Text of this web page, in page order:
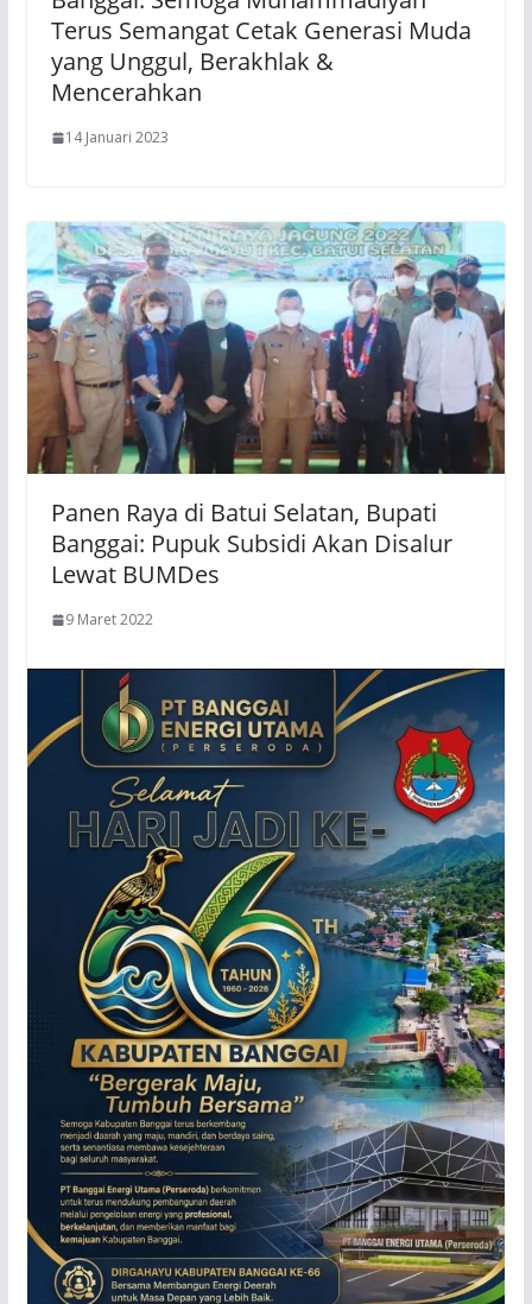
Terus Semangat Cetak Generasi Muda
yang Unggul, Berakhlak &
Mencerahkan
14 Januari 2023
Panen Raya di Batui Selatan, Bupati
Banggai: Pupuk Subsidi Akan Disalur
Lewat BUMDes
9 Maret 2022